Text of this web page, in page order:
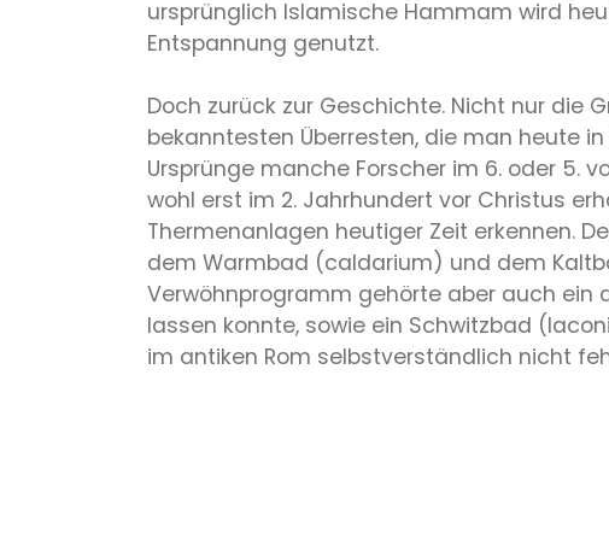
ursprünglich Islamische Hammam wird
Entspannung genutzt.
Doch zurück zur Geschichte. Nicht nur die
bekanntesten Überresten, die man heute
Ursprünge manche Forscher im 6. oder 5.
wohl erst im 2. Jahrhundert vor Christus
Thermenanlagen heutiger Zeit erkennen.
dem Warmbad (caldarium) und dem
Verwöhnprogramm gehörte aber auch ein
lassen konnte, sowie ein Schwitzbad
im antiken Rom selbstverständlich nicht